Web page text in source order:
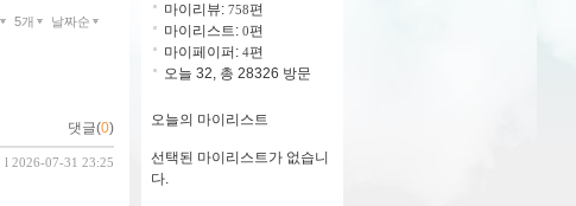
5개 날짜순
댓글(0)
l 2026-07-31 23:25
마이리뷰: 758편
마이리스트: 0편
마이페이퍼: 4편
오늘 32, 총 28326 방문
오늘의 마이리스트
선택된 마이리스트가 없습니
다.